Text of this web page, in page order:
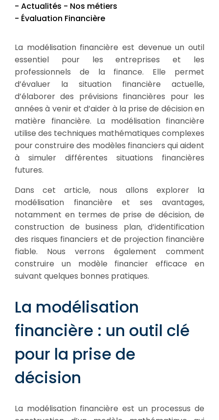
- Actualités - Nos métiers
- Évaluation Financière
La modélisation financière est devenue un outil
essentiel pour les entreprises et les
professionnels de la finance. Elle permet
d’évaluer la situation financière actuelle,
d’élaborer des prévisions financières pour les
années à venir et d’aider à la prise de décision en
matière financière. La modélisation financière
utilise des techniques mathématiques complexes
pour construire des modèles financiers qui aident
à simuler différentes situations financières
futures.
Dans cet article, nous allons explorer la
modélisation financière et ses avantages,
notamment en termes de prise de décision, de
construction de business plan, d’identification
des risques financiers et de projection financière
fiable. Nous verrons également comment
construire un modèle financier efficace en
suivant quelques bonnes pratiques.
La modélisation
financière : un outil clé
pour la prise de
décision
La modélisation financière est un processus de